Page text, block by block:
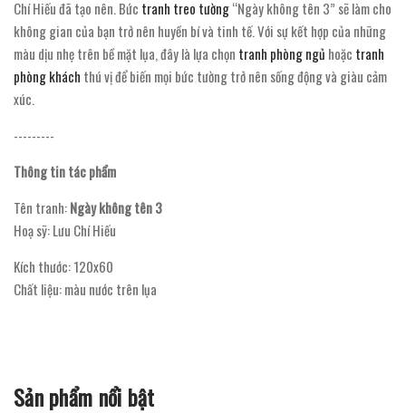
Chí Hiếu đã tạo nên. Bức tranh treo tường“Ngày không tên 3” sẽ làm cho
không gian của bạn trở nên huyền bí và tinh tế. Với sự kết hợp của những
màu dịu nhẹ trên bề mặt lụa, đây là lựa chọn tranh phòng ngủ hoặc tranh
phòng khách thú vị để biến mọi bức tường trở nên sống động và giàu cảm
xúc.
---------
Thông tin tác phẩm
Tên tranh:Ngày không tên 3
Hoạ sỹ: Lưu Chí Hiếu
Kích thước: 120x60
Chất liệu: màu nước trên lụa
Sản phẩm nổi bật